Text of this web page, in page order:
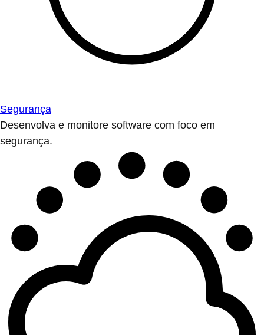
Segurança
Desenvolva e monitore software com foco em
segurança.